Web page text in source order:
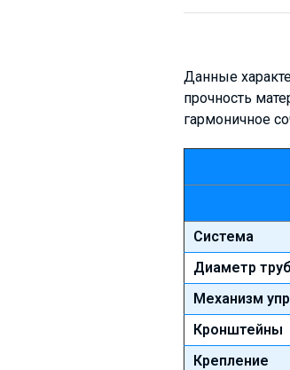
Данные
прочность
гармоничное
Система
Диаметр
Механизм
Кронштейны
Крепление